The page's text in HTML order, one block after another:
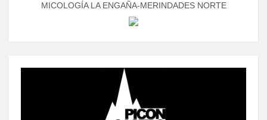
MICOLOGÍA LA ENGAÑA-MERINDADES NORTE